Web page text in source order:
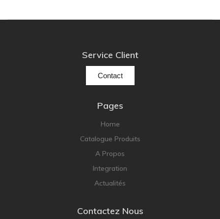
Service Client
Contact
Pages
Home
Catalogue Produits
A Propos
Integration
Actualités
Contactez Nous